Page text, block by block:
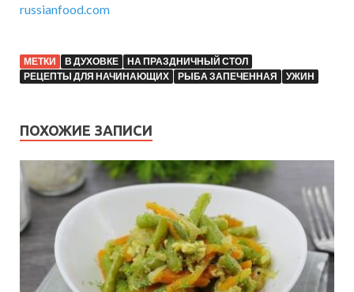
russianfood.com
МЕТКИ В ДУХОВКЕ
НА ПРАЗДНИЧНЫЙ СТОЛ
РЕЦЕПТЫ ДЛЯ НАЧИНАЮЩИХ
РЫБА ЗАПЕЧЕННАЯ УЖИН
ПОХОЖИЕ ЗАПИСИ